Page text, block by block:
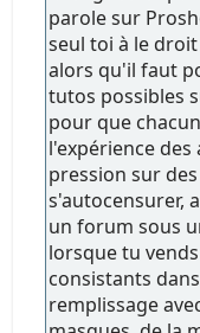
parole sur
seul toi à le
alors qu'il faut
tutos possibles
pour que
l'expérience
pression sur
s'autocensurer,
un forum sous
lorsque tu
consistants
remplissage